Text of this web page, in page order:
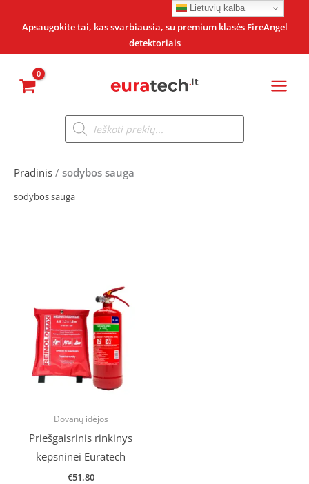
Apsaugokite tai, kas svarbiausia, su premium klasės FireAngel
detektoriais
Products
search
Pradinis / sodybos sauga
sodybos sauga
Dovanų idėjos
Priešgaisrinis rinkinys
kepsninei Euratech
€51.80
Lietuvių kalba